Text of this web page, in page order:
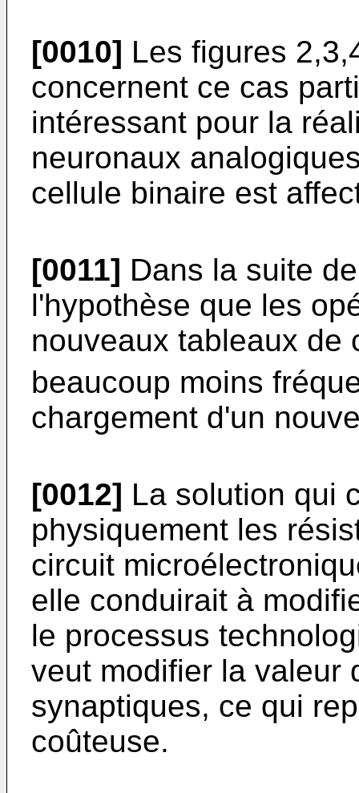
[0010] Les figures
concernent ce cas
intéressant pour la
neuronaux
cellule binaire est
[0011] Dans la suite
l'hypothèse que les
nouveaux tableaux de
beaucoup moins
chargement d'un
[0012] La solution qui
physiquement les
circuit
elle conduirait à
le processus
veut modifier la valeur
synaptiques, ce qui
coûteuse.